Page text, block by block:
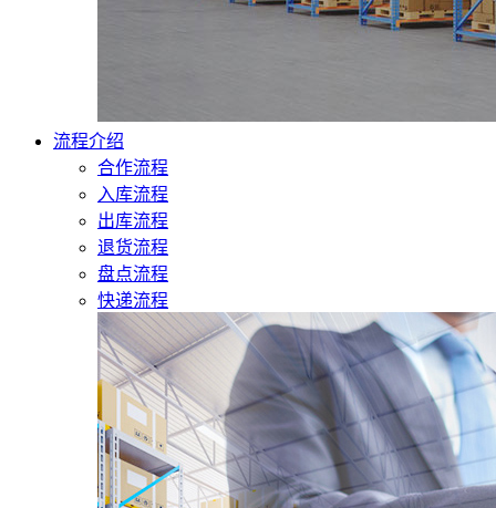
流程介绍
合作流程
入库流程
出库流程
退货流程
盘点流程
快递流程